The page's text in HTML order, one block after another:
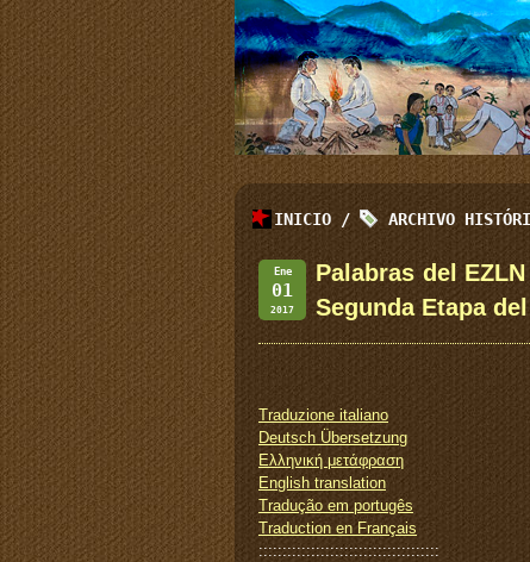
INICIO / ARCHIVO
Ene
01
2017
Palabras del
Segunda Etapa
Traduzione italiano
Deutsch Übersetzung
Ελληνική μετάφραση
English translation
Tradução em portugês
Traduction en Français
::::::::::::::::::::::::::::::::::::::